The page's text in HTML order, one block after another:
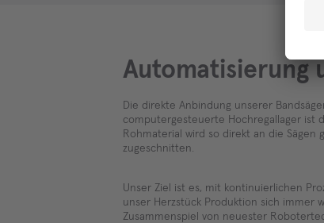
Automatisierung
Die direkte Anbindung unserer
computergesteuerte Hochregallager ist
Rohmaterial wird so direkt an die
zugeschnitten.
Unser Ziel ist es, mit kontinuierlichen
unser Herzstück Produktion sich immer
Zusammenspiel von neuester